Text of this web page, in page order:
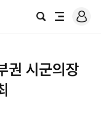
검
전
로
그
권 시군의장